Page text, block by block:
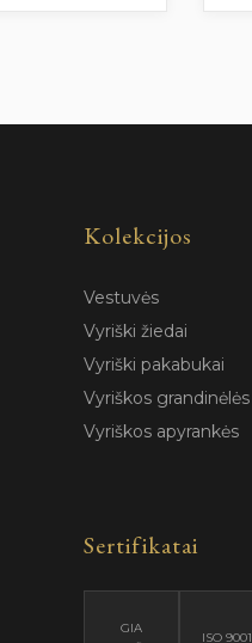
Kolekcijos
Vestuvės
Vyriški žiedai
Vyriški pakabukai
Vyriškos grandinėlės
Vyriškos apyrankės
Sertifikatai
GIA
ISO 9001